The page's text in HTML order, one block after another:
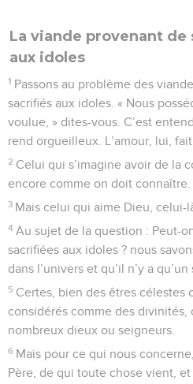
La viande provenant
aux idoles
1 Passons au problème des
sacrifiés aux idoles. « Nous
voulue, » dites-vous. C’est
rend orgueilleux. L’amour, lui,
2 Celui qui s’imagine avoir de la
encore comme on doit connaître.
3 Mais celui qui aime Dieu, celui-
4 Au sujet de la question : Peut-
sacrifiées aux idoles ? nous
dans l’univers et qu’il n’y a qu’un
5 Certes, bien des êtres célestes
considérés comme des divinités,
nombreux dieux ou seigneurs.
6 Mais pour ce qui nous
Père, de qui toute chose vient,